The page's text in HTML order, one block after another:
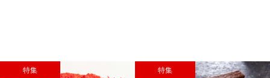
特集 特集